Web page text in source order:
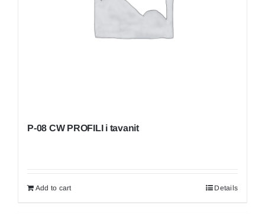
P-08 CW PROFILI i tavanit
Add to cart Details